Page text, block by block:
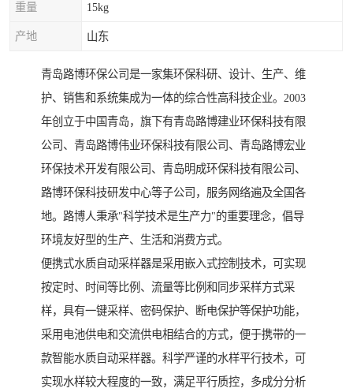
重量 15kg
产地 山东
青岛路博环保公司是一家集环保科研、设计、生产、维
护、销售和系统集成为一体的综合性高科技企业。2003
年创立于中国青岛，旗下有青岛路博建业环保科技有限
公司、青岛路博伟业环保科技有限公司、青岛路博宏业
环保技术开发有限公司、青岛明成环保科技有限公司、
路博环保科技研发中心等子公司，服务网络遍及全国各
地。路博人秉承"科学技术是生产力"的重要理念，倡导
环境友好型的生产、生活和消费方式。
便携式水质自动采样器是采用嵌入式控制技术，可实现
按定时、时间等比例、流量等比例和同步采样方式采
样，具有一键采样、密码保护、断电保护等保护功能，
采用电池供电和交流供电相结合的方式，便于携带的一
款智能水质自动采样器。科学严谨的水样平行技术，可
实现水样较大程度的一致，满足平行质控，多成分分析